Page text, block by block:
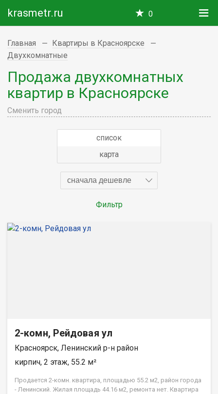
krasmetr.ru 0
Главная
Квартиры в Красноярске
Двухкомнатные
Продажа двухкомнатных
квартир в Красноярске
Сменить город
список
карта
сначала дешевле
Фильтр
2-комн, Рейдовая ул
Красноярск, Ленинский р-н район
кирпич, 2 этаж, 55.2 м²
Продается 2-комн. квартира, площадью 55.2 м2, район города
- Ленинский. Жилая площадь 44.16 м2, ремонта нет. Квартира